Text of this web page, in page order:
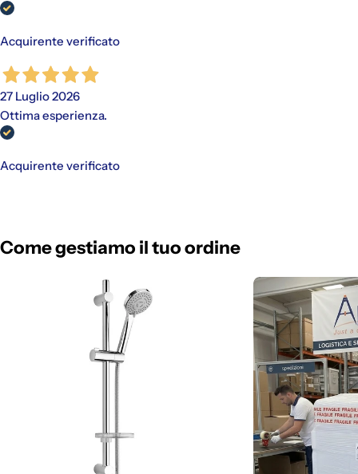
Acquirente verificato
27 Luglio 2026
Ottima esperienza.
Acquirente verificato
Come gestiamo il tuo ordine